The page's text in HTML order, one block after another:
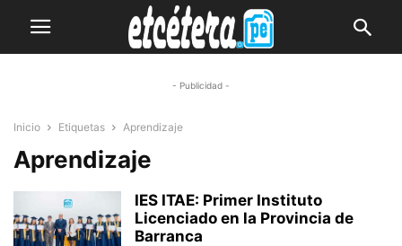
- Publicidad -
Inicio Etiquetas Aprendizaje
Aprendizaje
IES ITAE: Primer Instituto
Licenciado en la Provincia de
Barranca